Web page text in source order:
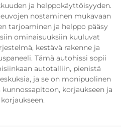
ja helppokäyttöisyyden.
nostaminen mukavaan
tarjoaminen ja helppo pääsy
ominaisuuksiin kuuluvat
kestävä rakenne ja
Tämä autohissi sopii
autotalliin, pienistä
ja se on monipuolinen
korjaukseen ja